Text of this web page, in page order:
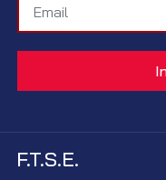
F.T.S.E.